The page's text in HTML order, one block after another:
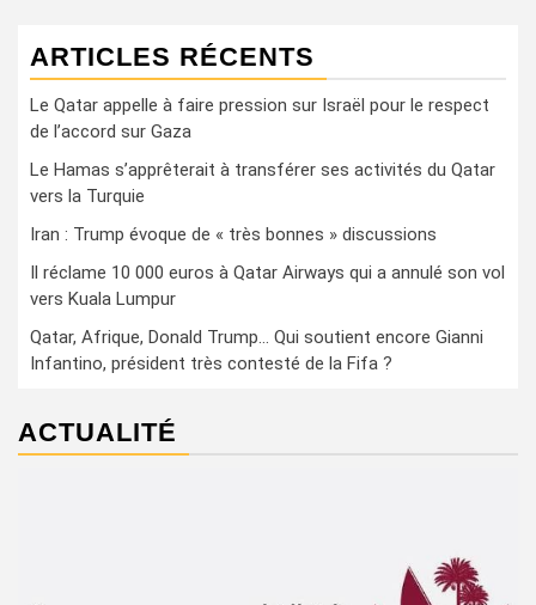
ARTICLES RÉCENTS
Le Qatar appelle à faire pression sur Israël pour le respect
de l’accord sur Gaza
Le Hamas s’apprêterait à transférer ses activités du Qatar
vers la Turquie
Iran : Trump évoque de « très bonnes » discussions
Il réclame 10 000 euros à Qatar Airways qui a annulé son vol
vers Kuala Lumpur
Qatar, Afrique, Donald Trump… Qui soutient encore Gianni
Infantino, président très contesté de la Fifa ?
ACTUALITÉ